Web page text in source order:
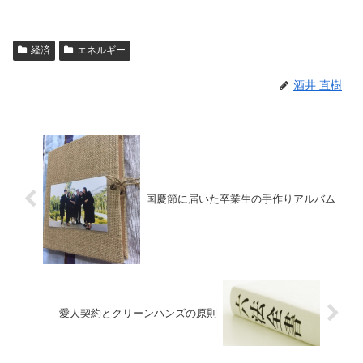
経済 エネルギー
酒井 直樹
国慶節に届いた卒業生の手作りアルバム
愛人契約とクリーンハンズの原則